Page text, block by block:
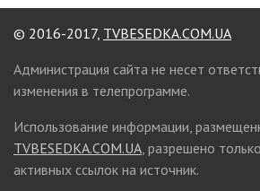
© 2016-2017, TVBESEDKA.COM.UA
Администрация сайта не несет
изменения в телепрограмме.
Использование информации,
TVBESEDKA.COM.UA, разрешено
активных ссылок на источник.